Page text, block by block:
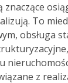
znaczące
To
obsługa
z